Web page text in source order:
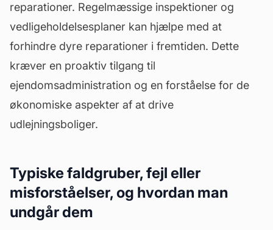
reparationer. Regelmæssige inspektioner og
vedligeholdelsesplaner kan hjælpe med at
forhindre dyre reparationer i fremtiden. Dette
kræver en proaktiv tilgang til
ejendomsadministration og en forståelse for de
økonomiske aspekter af at drive
udlejningsboliger.
Typiske faldgruber, fejl eller
misforståelser, og hvordan man
undgår dem